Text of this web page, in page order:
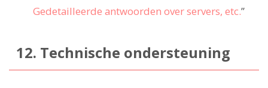
Gedetailleerde antwoorden over servers, etc.”
12. Technische ondersteuning